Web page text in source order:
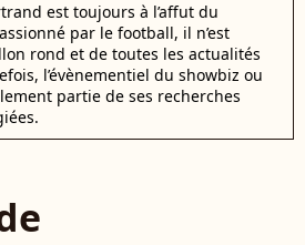
est toujours à l’affut du
par le football, il n’est
rond et de toutes les actualités
l’évènementiel du showbiz ou
partie de ses recherches